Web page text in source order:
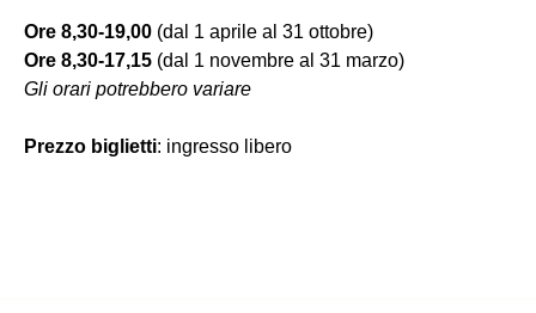
Ore 8,30-19,00 (dal 1 aprile al 31 ottobre)
Ore 8,30-17,15 (dal 1 novembre al 31 marzo)
Gli orari potrebbero variare
Prezzo biglietti: ingresso libero